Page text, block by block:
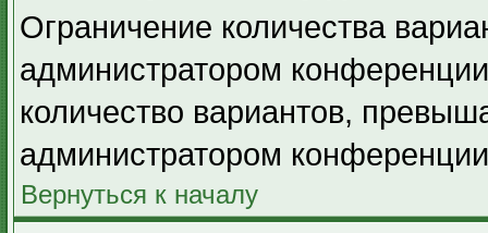
Ограничение количества
администратором
количество вариантов,
администратором
Вернуться к началу